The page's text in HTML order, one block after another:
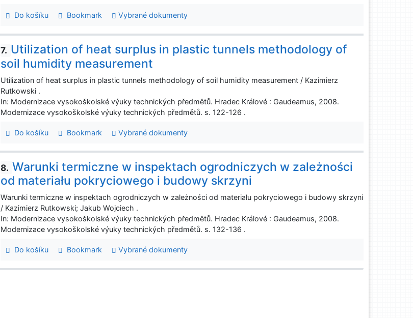
Do košíku Bookmark Vybrané dokumenty
7. Utilization of heat surplus in plastic tunnels methodology of
soil humidity measurement
Utilization of heat surplus in plastic tunnels methodology of soil humidity measurement / Kazimierz
Rutkowski .
In: Modernizace vysokoškolské výuky technických předmětů. Hradec Králové : Gaudeamus, 2008.
Modernizace vysokoškolské výuky technických předmětů. s. 122-126 .
Do košíku Bookmark Vybrané dokumenty
8. Warunki termiczne w inspektach ogrodniczych w zależności
od materiału pokryciowego i budowy skrzyni
Warunki termiczne w inspektach ogrodniczych w zależności od materiału pokryciowego i budowy skrzyni
/ Kazimierz Rutkowski; Jakub Wojciech .
In: Modernizace vysokoškolské výuky technických předmětů. Hradec Králové : Gaudeamus, 2008.
Modernizace vysokoškolské výuky technických předmětů. s. 132-136 .
Do košíku Bookmark Vybrané dokumenty